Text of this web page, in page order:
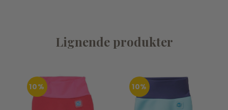
Lignende produkter
10% 10%